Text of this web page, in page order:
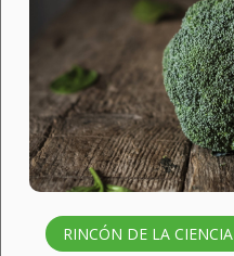
RINCÓN DE LA CIENCIA